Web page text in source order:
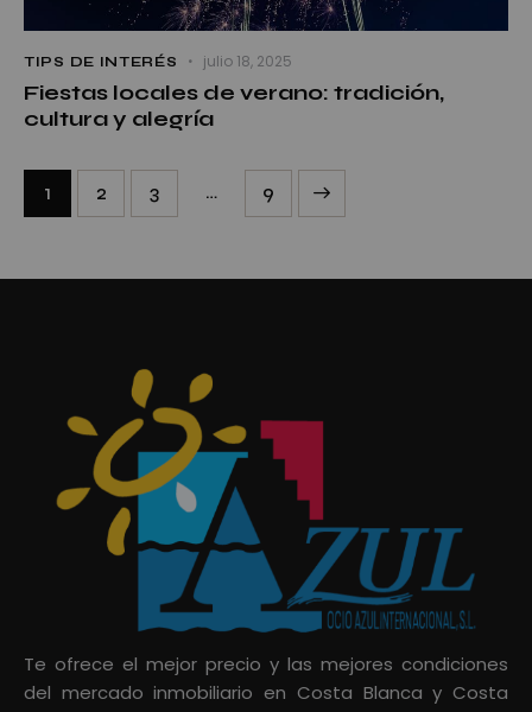
TIPS DE INTERÉS julio 18, 2025
Fiestas locales de verano: tradición,
cultura y alegría
1 2 3 … 9
>
Te ofrece el mejor precio y las mejores condiciones
del mercado inmobiliario en Costa Blanca y Costa